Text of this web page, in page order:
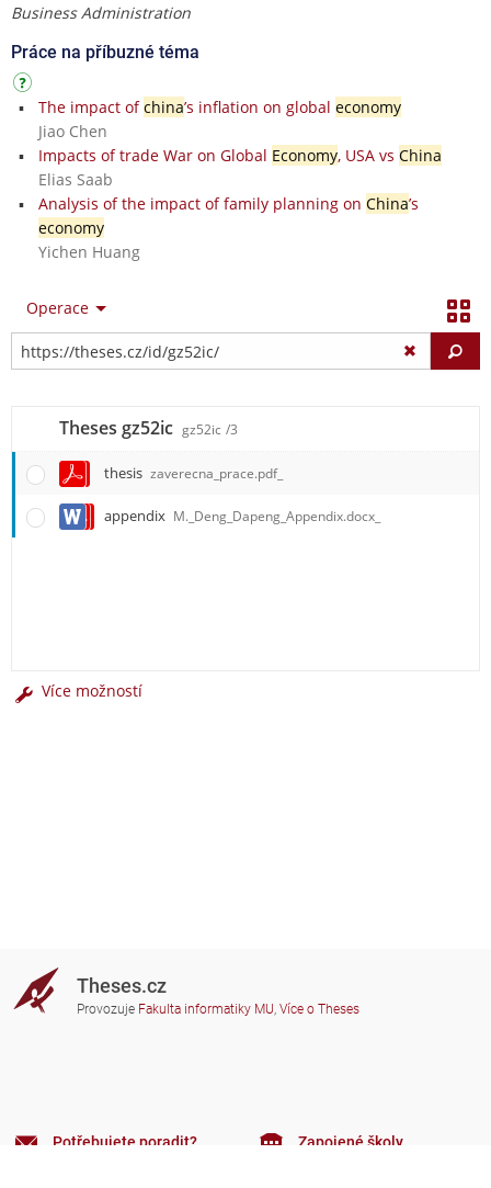
Business Administration
Práce na příbuzné téma
The impact ofchina’s inflation on global economy
Jiao Chen
Impacts of trade War on Global Economy, USA vs China
Elias Saab
Analysis of the impact of family planning on China’s
economy
Yichen Huang
Operace
Theses gz52ic gz52ic /3
thesis zaverecna_prace.pdf_
appendix M._Deng_Dapeng_Appendix.docx_
Více možností
Theses.cz
Provozuje Fakulta informatiky MU, Více o Theses
Potřebujete poradit? Zapojené školy